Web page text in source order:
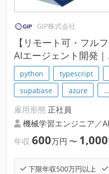
GIP株式会社
【リモート可・フル
AIエージェント開発
python typescript
supabase
azure …
雇用形態 正社員
機械学習エンジニア／
年収 600万円 〜 1,000
下限年収500万円以上